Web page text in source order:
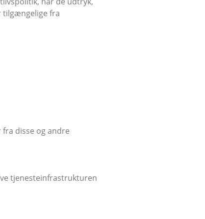
tilgængelige fra
disse og andre
tjenesteinfrastrukturen